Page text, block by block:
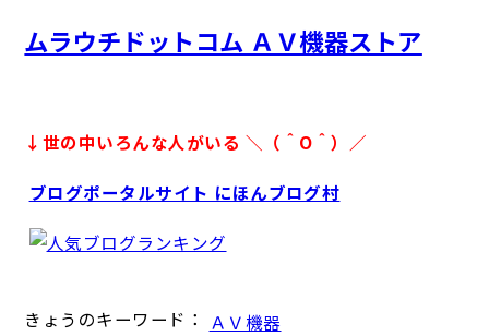
ムラウチドットコム ＡＶ機器ストア
↓世の中いろんな人がいる ＼（＾O＾）／
ブログポータルサイト にほんブログ村
きょうのキーワード：
ＡＶ機器